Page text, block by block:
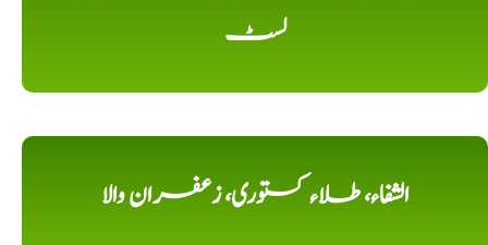
لسٹ
الشفاء، طلاء کستوری، زعفران والا